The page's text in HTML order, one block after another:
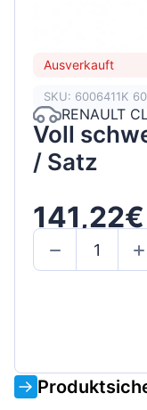
Ausverkauft
SKU: 6006411K
RENAULT
Voll
/ Satz
141,22€